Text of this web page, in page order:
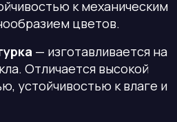
к механическим
цветов.
— изготавливается на
Отличается высокой
устойчивостью к влаге и